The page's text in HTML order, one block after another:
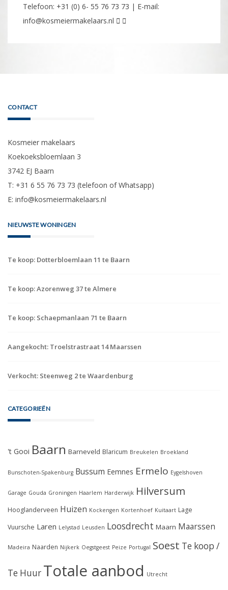
Telefoon: +31 (0) 6- 55 76 73 73 | E-mail:
info@kosmeiermakelaars.nl
CONTACT
Kosmeier makelaars
Koekoeksbloemlaan 3
3742 EJ Baarn
T: +31 6 55 76 73 73 (telefoon of Whatsapp)
E: info@kosmeiermakelaars.nl
NIEUWSTE WONINGEN
Te koop: Dotterbloemlaan 11 te Baarn
Te koop: Azorenweg 37 te Almere
Te koop: Schaepmanlaan 71 te Baarn
Aangekocht: Troelstrastraat 14 Maarssen
Verkocht: Steenweg 2 te Waardenburg
CATEGORIEËN
't Gooi Baarn Barneveld Blaricum Breukelen Broekland
Bunschoten-Spakenburg Bussum Eemnes Ermelo Eygelshoven
Garage Gouda Groningen Haarlem Harderwijk Hilversum
Hooglanderveen Huizen Kockengen Kortenhoef Kuitaart Lage
Vuursche Laren Lelystad Leusden Loosdrecht Maarn Maarssen
Madeira Naarden Nijkerk Oegstgeest Peize Portugal Soest Te koop /
Te Huur Totale aanbod Utrecht